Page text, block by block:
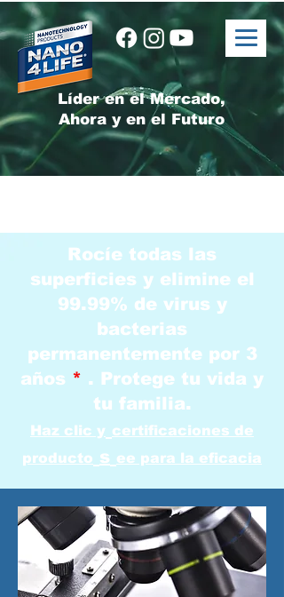
Líder en el Mercado,
Ahora y en el Futuro
Rocíe todas las
superficies y elimine el
99.99% de virus y
bacterias
permanentemente por 3
años * . Protege tu vida y
tu familia.
Haz clic y certificaciones de
producto s ee para la eficacia